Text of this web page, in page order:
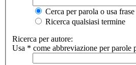
Cerca per parola o usa frase
Ricerca qualsiasi termine
Ricerca per autore:
Usa * come abbreviazione per parole